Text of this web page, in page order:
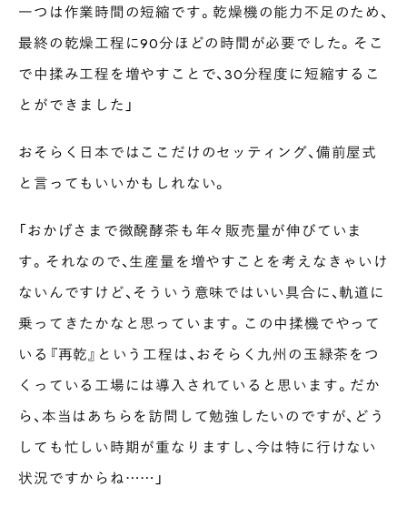
一つは作業時間の短縮です。乾燥機の能力不足のため、
最終の乾燥工程に90分ほどの時間が必要でした。そこ
で中揉み工程を増やすことで、30分程度に短縮するこ
とができました」
おそらく日本ではここだけのセッティング、備前屋式
と言ってもいいかもしれない。
「おかげさまで微醗酵茶も年々販売量が伸びていま
す。それなので、生産量を増やすことを考えなきゃいけ
ないんですけど、そういう意味ではいい具合に、軌道に
乗ってきたかなと思っています。この中揉機でやって
いる『再乾』という工程は、おそらく九州の玉緑茶をつ
くっている工場には導入されていると思います。だか
ら、本当はあちらを訪問して勉強したいのですが、どう
しても忙しい時期が重なりますし、今は特に行けない
状況ですからね……」